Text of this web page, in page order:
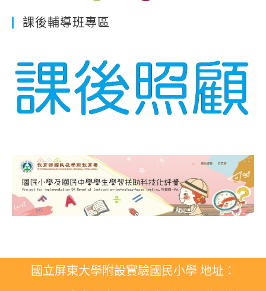
課後輔導班專區
國立屏東大學附設實驗國民小學 地址：